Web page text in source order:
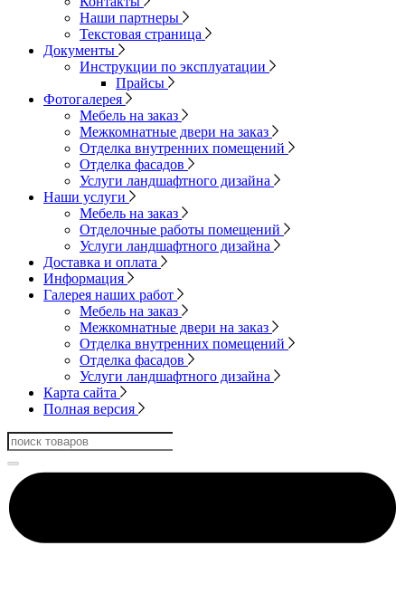
Наши партнеры
Текстовая страница
Документы
Инструкции по эксплуатации
Прайсы
Фотогалерея
Мебель на заказ
Межкомнатные двери на заказ
Отделка внутренних помещений
Отделка фасадов
Услуги ландшафтного дизайна
Наши услуги
Мебель на заказ
Отделочные работы помещений
Услуги ландшафтного дизайна
Доставка и оплата
Информация
Галерея наших работ
Мебель на заказ
Межкомнатные двери на заказ
Отделка внутренних помещений
Отделка фасадов
Услуги ландшафтного дизайна
Карта сайта
Полная версия